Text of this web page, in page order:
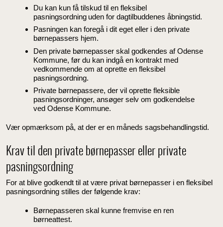
Du kan kun få tilskud til en fleksibel
pasningsordning uden for dagtilbuddenes åbningstid.
Pasningen kan foregå i dit eget eller i den private
børnepassers hjem.
Den private børnepasser skal godkendes af Odense
Kommune, før du kan indgå en kontrakt med
vedkommende om at oprette en fleksibel
pasningsordning.
Private børnepassere, der vil oprette fleksible
pasningsordninger, ansøger selv om godkendelse
ved Odense Kommune.
Vær opmærksom på, at der er en måneds sagsbehandlingstid.
Krav til den private børnepasser eller private
pasningsordning
For at blive godkendt til at være privat børnepasser i en fleksibel
pasningsordning stilles der følgende krav:
Børnepasseren skal kunne fremvise en ren
børneattest.